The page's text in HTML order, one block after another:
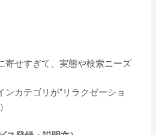
寄せすぎて、実態や検索ニーズ
ンカテゴリが“リラクゼーショ